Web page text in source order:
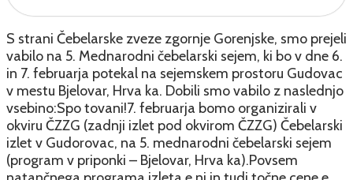
S strani Čebelarske zveze zgornje Gorenjske, smo prejeli
vabilo na 5. Mednarodni čebelarski sejem, ki bo v dne 6.
in 7. februarja potekal na sejemskem prostoru Gudovac
v mestu Bjelovar, Hrva ka. Dobili smo vabilo z naslednjo
vsebino:Spo tovani!7. februarja bomo organizirali v
okviru ČZZG (zadnji izlet pod okvirom ČZZG) Čebelarski
izlet v Gudorovac, na 5. mednarodni čebelarski sejem
(program v priponki – Bjelovar, Hrva ka).Povsem